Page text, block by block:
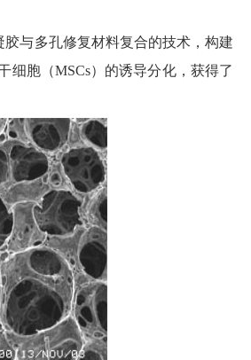
与多孔修复材料复合的技术，构建
细胞（MSCs）的诱导分化，获得了